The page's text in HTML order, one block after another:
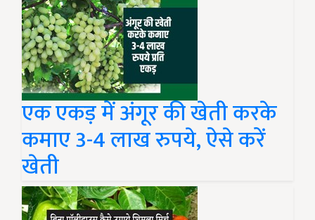
एक एकड़ में अंगूर की खेती करके
कमाए 3-4 लाख रुपये, ऐसे करें
खेती